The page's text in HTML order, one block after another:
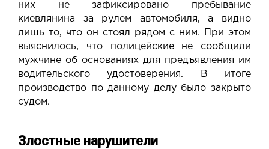
них не зафиксировано пребывание
киевлянина за рулем автомобиля, а видно
лишь то, что он стоял рядом с ним. При этом
выяснилось, что полицейские не сообщили
мужчине об основаниях для предъявления им
водительского удостоверения. В итоге
производство по данному делу было закрыто
судом.
Злостные нарушители